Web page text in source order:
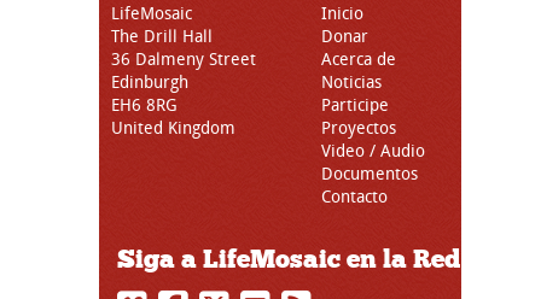
LifeMosaic
The Drill Hall
36 Dalmeny Street
Edinburgh
EH6 8RG
United Kingdom
Inicio
Donar
Acerca de
Noticias
Participe
Proyectos
Video / Audio
Documentos
Contacto
Siga a LifeMosaic en la Red